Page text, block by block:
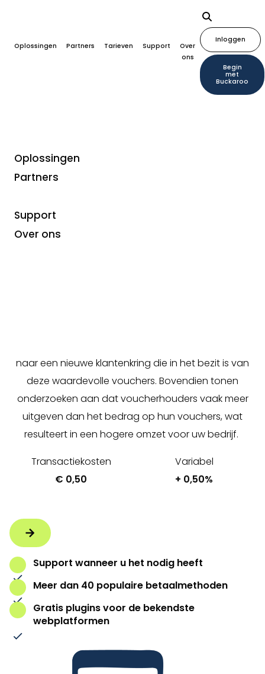
Oplossingen Partners Tarieven Support
Over
ons
Inloggen
Begin
met
Buckaroo
Oplossingen
Partners
Support
Over ons
Betaalmethoden
Verhoog uw omzet met
Eco-, Gift- & Meal
naar een nieuwe klantenkring die in het bezit is van
deze waardevolle vouchers. Bovendien tonen
onderzoeken aan dat voucherhouders vaak meer
uitgeven dan het bedrag op hun vouchers, wat
resulteert in een hogere omzet voor uw bedrijf.
Transactiekosten
€ 0,50
Variabel
+ 0,50%
Support wanneer u het nodig heeft
Meer dan 40 populaire betaalmethoden
Gratis plugins voor de bekendste
webplatformen